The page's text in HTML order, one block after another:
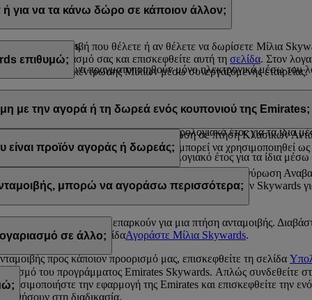
της Emirates.
μπορούν να πραγματοποιηθούν μόνο ηλεκτρονικά μέσω του
για να τα κάνω δώρο σε κάποιον άλλον;
την ανταμοιβή που θέλετε ή αν θέλετε να δωρίσετε Μίλια
στον λογαριασμό σας και επισκεφθείτε αυτή τη σελίδα. Στον
συγκέντρωσης Μιλίων μέσω συνεργαζόμενης εταιρείας.
Μίλια Skywards σε ένα ημερολογιακό έτος.
Μίλια Skywards ανά συναλλαγή, με κόστος 30 δολαρίων ΗΠΑ για
επιθυμώ;
δώρο σε κάποιον άλλον σε πακέτα των 1.000 Μιλίων. Το
200.000 Μίλια Skywards σε ένα ημερολογιακό έτος για τα ίδια
Μίλια Skywards σε ένα ημερολογιακό έτος για τα ίδια
με την αγορά ή τη δωρεά ενός κουπονιού της Emirates;
να χρησιμοποιηθούν για εξαργύρωση σε πτήση Κλασικών
είναι προϊόν αγοράς ή δωρεάς δεν μπορεί να χρησιμοποιηθεί
προϊόν αγοράς ή δωρεάς;
σε πτήσεις Κλασικών Ανταμοιβών και εξαργύρωση
σας ενθαρρύνουμε να ελέγξετε τις απαιτήσεις Μιλίων Skywards
μπορώ να αγοράσω περισσότερα;
που διαθέτετε δεν επαρκούν για μια πτήση ανταμοιβής.
επισκεφθείτε τη σελίδαΑγοράστε Μίλια Skywards.
προς κάποιον προορισμό μας, επισκεφθείτε τη σελίδα
σε άλλο;
του προγράμματος Emirates Skywards. Απλώς συνδεθείτε
την εφαρμογή της Emirates και επισκεφθείτε την
στη διαδικασία.